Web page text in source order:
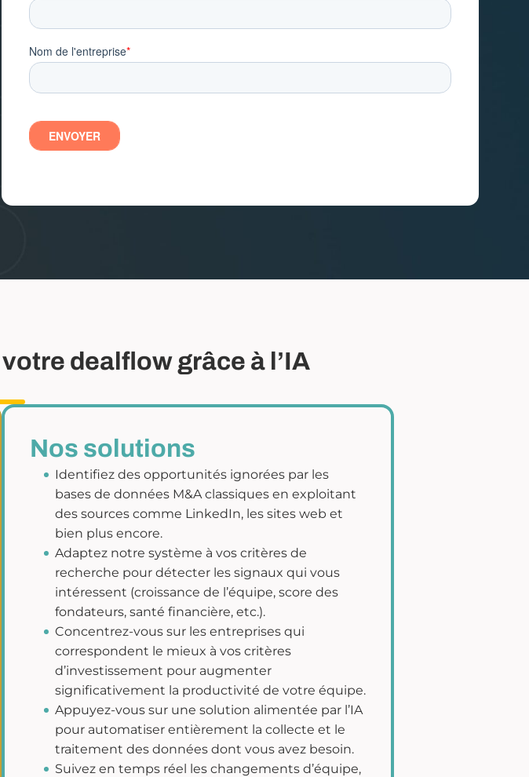
dealflow grâce à l’IA
Nos solutions
Identifiez des opportunités ignorées par les
bases de données M&A classiques en exploitant
des sources comme LinkedIn, les sites web et
bien plus encore.
Adaptez notre système à vos critères de
recherche pour détecter les signaux qui vous
intéressent (croissance de l’équipe, score des
fondateurs, santé financière, etc.).
Concentrez-vous sur les entreprises qui
correspondent le mieux à vos critères
d’investissement pour augmenter
significativement la productivité de votre équipe.
Appuyez-vous sur une solution alimentée par l’IA
pour automatiser entièrement la collecte et le
traitement des données dont vous avez besoin.
Suivez en temps réel les changements d’équipe,